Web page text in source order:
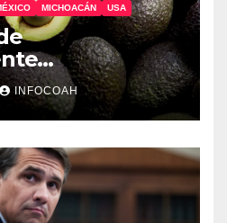
MICHOACÁN USA
de aguacate
INFOCOAH